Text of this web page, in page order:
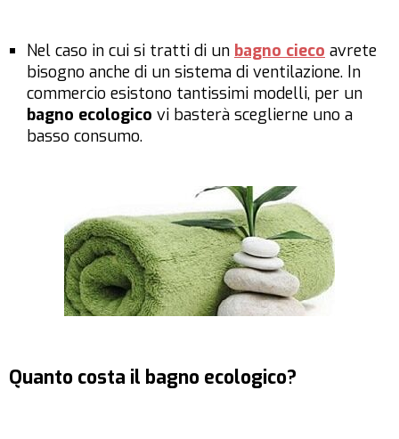
Nel caso in cui si tratti di un bagno cieco avrete
bisogno anche di un sistema di ventilazione. In
commercio esistono tantissimi modelli, per un
bagno ecologico vi basterà sceglierne uno a
basso consumo.
Quanto costa il bagno ecologico?